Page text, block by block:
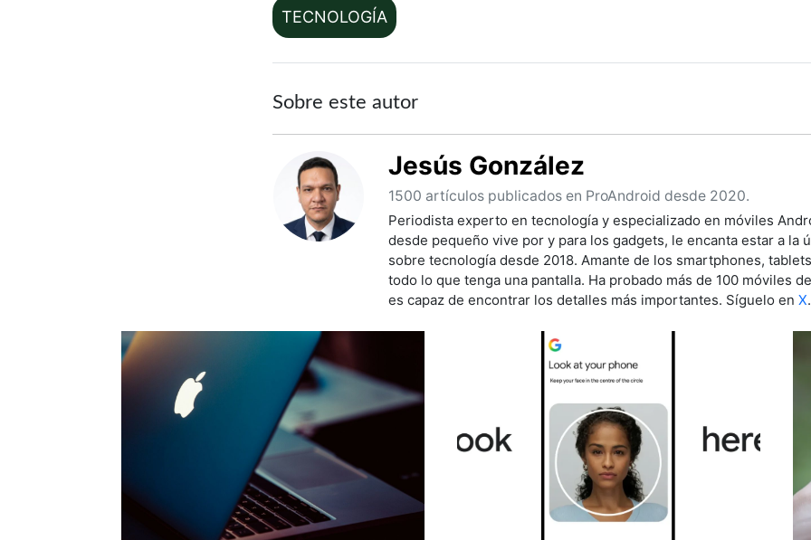
TECNOLOGÍA
Sobre este autor
Jesús González
1500 artículos publicados en ProAndroid desde 2020.
Periodista experto en tecnología y especializado en móviles
desde pequeño vive por y para los gadgets, le encanta estar a la
sobre tecnología desde 2018. Amante de los smartphones,
todo lo que tenga una pantalla. Ha probado más de 100 móviles
es capaz de encontrar los detalles más importantes. Síguelo enX.